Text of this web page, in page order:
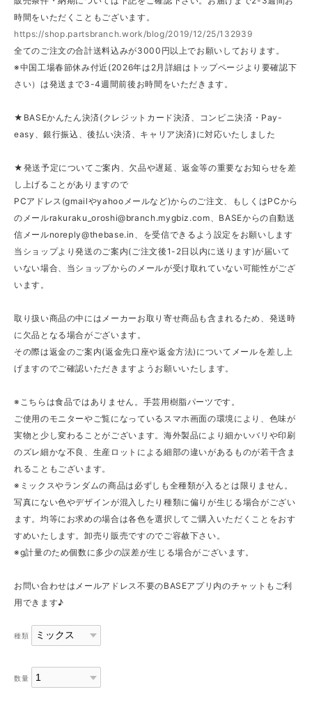
時間をいただくこともございます。
https://shop.partsbranch.work/blog/2019/12/25/132939
全てのご注文の合計送料込みが3000円以上でお願いしております。
※中国工場春節休み付近(2026年は2月詳細はトップページより要確認下
さい）は発送まで3-4週間前後お時間をいただきます。
★BASEかんたん決済(クレジットカード決済、コンビニ決済・Pay-
easy、銀行振込、後払い決済、キャリア決済)に対応いたしました
★発送予定についてご案内、欠品や遅延、返金等の重要なお知らせを差
し上げることがありますので
PCアドレス(gmailやyahooメールなど)からのご注文、もしくはPCから
のメールrakuraku_oroshi@branch.mygbiz.com、BASEからの自動送
信メールnoreply@thebase.in 、を受信できるよう設定をお願いします
当ショップより発送のご案内(ご注文後1-2日以内に送ります)が届いて
いない場合、当ショップからのメールが受け取れていない可能性がござ
います。
取り扱い商品の中にはメーカーお取り寄せ商品も含まれるため、発送時
に欠品となる場合がございます。
その際は返金のご案内(返金先口座や返金方法)についてメールを差し上
げますのでご確認いただきますようお願いいたします。
※こちらは食品ではありません。手芸用樹脂パーツです。
ご使用のモニターやご覧になっているスマホ画面の環境により、色味が
実物と少し変わることがございます。海外製品により細かいバリや印刷
のズレ細かな不良、生産ロットによる細部の違いがあるものが若干含ま
れることもございます。
※ミックスやランダムの商品は必ずしも全種類が入るとは限りません。
写真にない色やデザインが混入したり種類に偏りが生じる場合がござい
ます。均等にお求めの場合は各色を選択してご購入いただくことをおす
すめいたします。卸売り販売ですのでご容赦下さい。
※g計量のため個数に多少の誤差が生じる場合がございます。
お問い合わせはメールアドレス不要のBASEアプリ内のチャットもご利
用できます♪
種類
数量